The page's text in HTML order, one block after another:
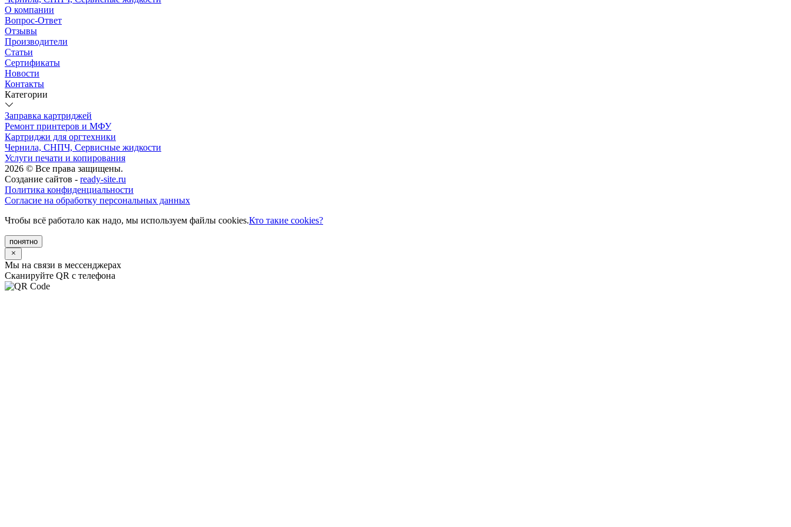
О компании
Вопрос-Ответ
Отзывы
Производители
Статьи
Сертификаты
Новости
Контакты
Категории
Заправка картриджей
Ремонт принтеров и МФУ
Картриджи для оргтехники
Чернила, СНПЧ, Сервисные жидкости
Услуги печати и копирования
2026 © Все права защищены.
Создание сайтов - ready-site.ru
Политика конфиденциальности
Согласие на обработку персональных данных
Чтобы всё работало как надо, мы используем файлы cookies.Кто такие cookies?
понятно
Мы на связи в мессенджерах
Сканируйте QR с телефона